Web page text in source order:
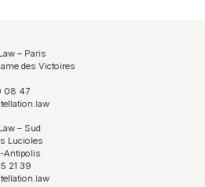
Médiation
– Paris
des Victoires
08 47
– Sud
Lucioles
Antipolis
21 39